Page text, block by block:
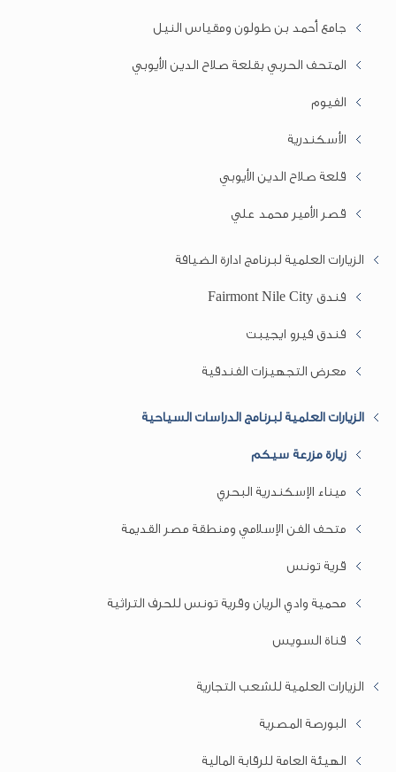
جامع أحمد بن طولون ومقياس النيل
المتحف الحربي بقلعة صلاح الدين الأيوبي
الفيوم
الأسكندرية
قلعة صلاح الدين الأيوبي
قصر الأمير محمد علي
الزيارات العلمية لبرنامج ادارة الضيافة
فندق Fairmont Nile City
فندق فيرو ايجيبت
معرض التجهيزات الفندقية
الزيارات العلمية لبرنامج الدراسات السياحية
زيارة مزرعة سيكم
ميناء الإسكندرية البحري
متحف الفن الإسلامي ومنطقة مصر القديمة
قرية تونس
محمية وادي الريان وقرية تونس للحرف التراثية
قناة السويس
الزيارات العلمية للشعب التجارية
البورصة المصرية
الهيئة العامة للرقابة المالية